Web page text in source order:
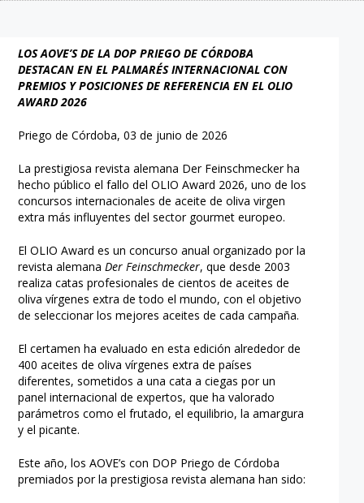
LOS AOVE’S DE LA DOP PRIEGO DE CÓRDOBA
DESTACAN EN EL PALMARÉS INTERNACIONAL CON
PREMIOS Y POSICIONES DE REFERENCIA EN EL OLIO
AWARD 2026
Priego de Córdoba, 03 de junio de 2026
La prestigiosa revista alemana Der Feinschmecker ha
hecho público el fallo del OLIO Award 2026, uno de los
concursos internacionales de aceite de oliva virgen
extra más influyentes del sector gourmet europeo.
El OLIO Award es un concurso anual organizado por la
revista alemana Der Feinschmecker, que desde 2003
realiza catas profesionales de cientos de aceites de
oliva vírgenes extra de todo el mundo, con el objetivo
de seleccionar los mejores aceites de cada campaña.
El certamen ha evaluado en esta edición alrededor de
400 aceites de oliva vírgenes extra de países
diferentes, sometidos a una cata a ciegas por un
panel internacional de expertos, que ha valorado
parámetros como el frutado, el equilibrio, la amargura
y el picante.
Este año, los AOVE’s con DOP Priego de Córdoba
premiados por la prestigiosa revista alemana han sido: